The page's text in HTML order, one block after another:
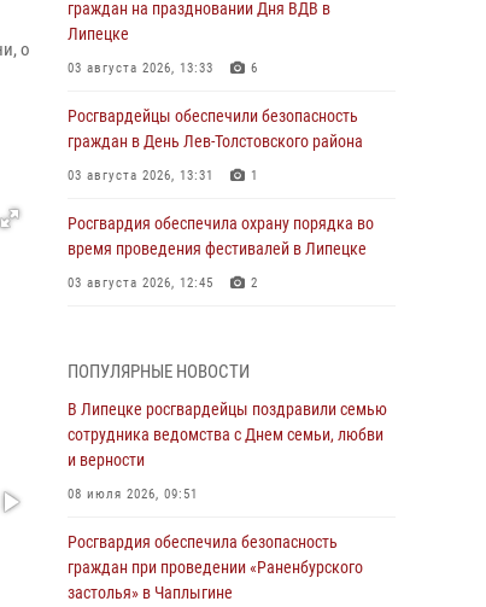
о
граждан на праздновании Дня ВДВ в
Липецке
03 августа 2026, 13:33 6
Росгвардейцы обеспечили безопасность
граждан в День Лев-Толстовского района
03 августа 2026, 13:31 1
Росгвардия обеспечила охрану порядка во
время проведения фестивалей в Липецке
03 августа 2026, 12:45 2
оздоровительно-образовательных объектов
в Липецкой области
31 июля 2026, 15:49
Лекция по финансовой грамотности прошла
30 июля 2026, 15:25
В Управлении Росгвардии по Липецкой
ПОПУЛЯРНЫЕ НОВОСТИ
В Липецке росгвардейцы поздравили семью
сотрудника ведомства с Днем семьи, любви
и верности
08 июля 2026, 09:51
Росгвардия обеспечила безопасность
граждан при проведении «Раненбурского
застолья» в Чаплыгине